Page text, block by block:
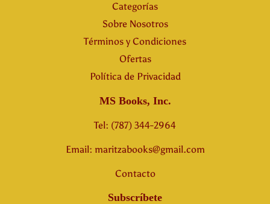
Categorías
Sobre Nosotros
Términos y Condiciones
Ofertas
Política de Privacidad
MS Books, Inc.
Tel: (787) 344-2964
Email: maritzabooks@gmail.com
Contacto
Subscríbete